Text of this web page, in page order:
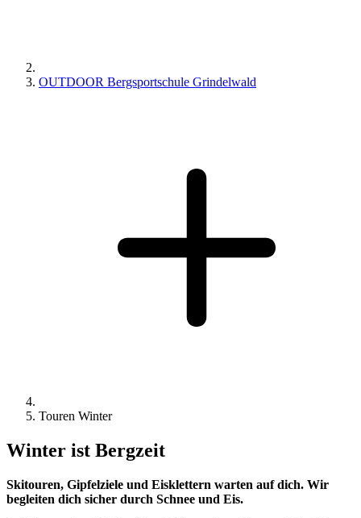
OUTDOOR Bergsportschule Grindelwald
Touren Winter
Winter ist Bergzeit
Skitouren, Gipfelziele und Eisklettern warten auf dich. Wir
begleiten dich sicher durch Schnee und Eis.